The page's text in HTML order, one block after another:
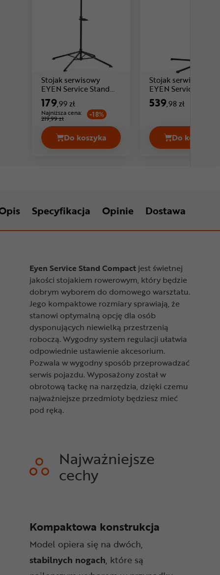
Stojak serwisowy
EYEN Service Stand
Classic
179,99 zł
Najniższa cena:
219,99 zł -18%
Do koszyka
Stojak serwisowy EYEN Service
Stojak serwisowy
EYEN Service Stand
Lite + Zestaw
EYEN Toolbox
539,98 zł
Do koszyka
Stojak
Specyfikacja Opinie Dostawa
Eyen Service Stand Compact jest świetnej
jakości stojakiem rowerowym, który będzie
dobrym wyborem do domowego warsztatu.
Jego kompaktowe rozmiary sprawiają, że
stanowi optymalną opcję dla osób
dysponujących niewielką przestrzenią
roboczą. Wygodny system regulacji ułatwia
odpowiednie ustawienie akcesorium.
Pozwala w wygodny sposób przeprowadzać
serwis pojazdu. Wyposażony został w
obrotową tackę na narzędzia, dzięki czemu
najważniejsze przedmioty będziesz mieć
pod ręką.
Najważniejsze
cechy
Kompaktowa konstrukcja
Model opiera się na dwóch,
stabilnych nogach, które są